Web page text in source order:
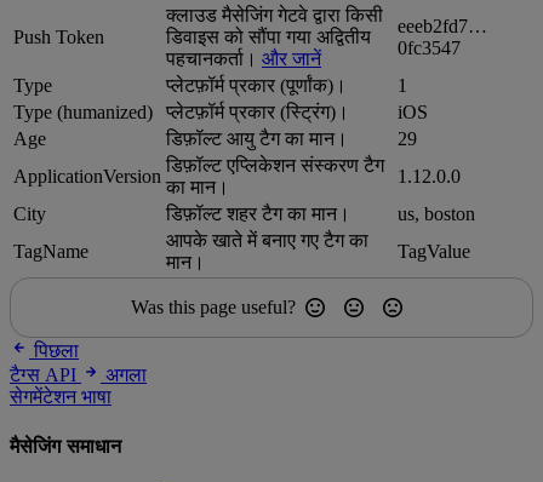
Push Token
क्लाउड मैसेजिंग गेटवे द्वारा किसी
डिवाइस को सौंपा गया अद्वितीय
पहचानकर्ता। और जानें
eeeb2fd7…
0fc3547
Type
प्लेटफ़ॉर्म प्रकार (पूर्णांक)।
1
Type (humanized)
प्लेटफ़ॉर्म प्रकार (स्ट्रिंग)।
iOS
Age
डिफ़ॉल्ट आयु टैग का मान।
29
ApplicationVersion
डिफ़ॉल्ट एप्लिकेशन संस्करण टैग
का मान।
1.12.0.0
City
डिफ़ॉल्ट शहर टैग का मान।
us, boston
TagName
आपके खाते में बनाए गए टैग का
मान।
TagValue
Was this page useful?
पिछला
टैग्स API
अगला
सेगमेंटेशन भाषा
मैसेजिंग समाधान